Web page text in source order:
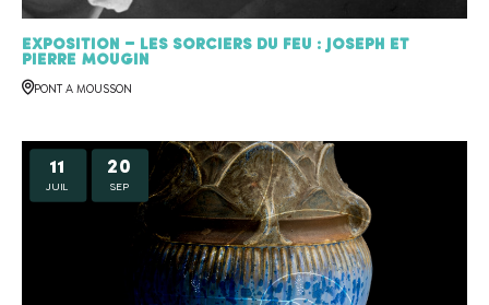
Exposition – Les sorciers du feu : Joseph et
Pierre MOUGIN
PONT A MOUSSON
11
JUIL
20
SEP